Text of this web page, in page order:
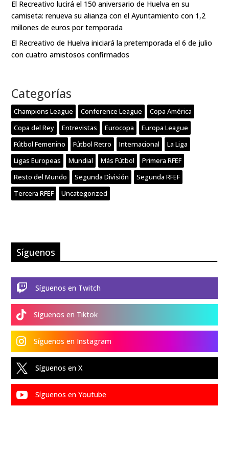
El Recreativo lucirá el 150 aniversario de Huelva en su
camiseta: renueva su alianza con el Ayuntamiento con 1,2
millones de euros por temporada
El Recreativo de Huelva iniciará la pretemporada el 6 de julio
con cuatro amistosos confirmados
Categorías
Champions League Conference League
Copa América
Copa del Rey
Entrevistas Eurocopa
Europa League
Fútbol Femenino
Fútbol Retro Internacional
La Liga
Ligas Europeas
Mundial Más Fútbol
Primera RFEF
Resto del Mundo
Segunda División
Segunda RFEF
Tercera RFEF
Uncategorized
Síguenos
 Síguenos en Twitch
 Síguenos en Tiktok
 Síguenos en Instagram
 Síguenos en X
 Síguenos en Youtube